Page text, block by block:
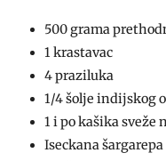
500 grama
1 krastavac
4 praziluka
1/4 šolje indijskog
1 i po kašika sveže
Iseckana šargarepa